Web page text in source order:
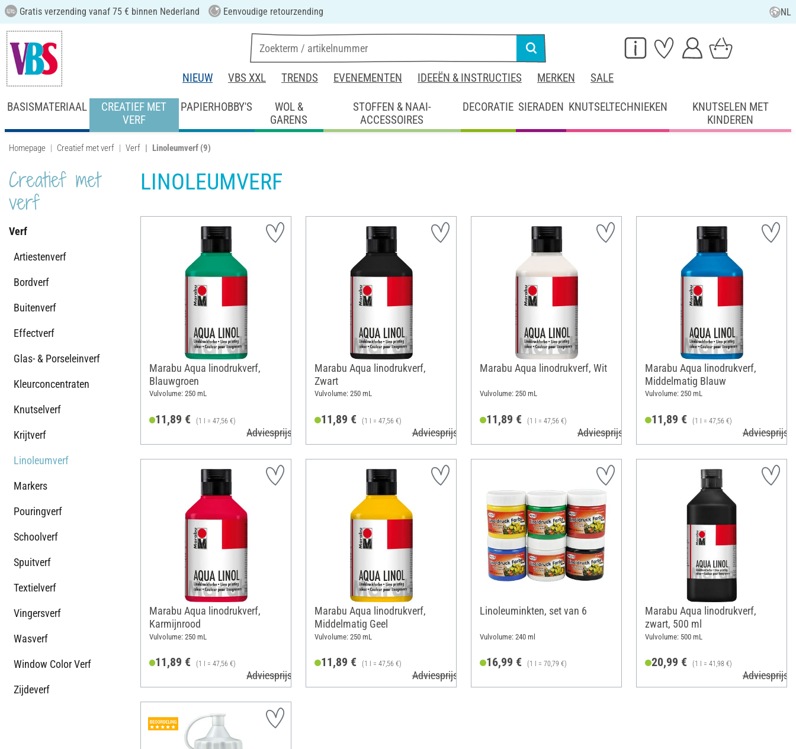
Gratis verzending vanaf 75 € binnen Nederland Eenvoudige retourzending NL
NIEUW VBS XXL TRENDS EVENEMENTEN IDEEËN & INSTRUCTIES MERKEN SALE
BASISMATERIAAL
CREATIEF MET
VERF
PAPIERHOBBY'S
WOL &
GARENS
STOFFEN & NAAI-
ACCESSOIRES
DECORATIE SIERADEN KNUTSELTECHNIEKEN
KNUTSELEN MET
KINDEREN
Homepage Creatief met verf Verf Linoleumverf (9)
Creatief met
verf
Verf
Artiestenverf
Bordverf
Buitenverf
Effectverf
Glas- & Porseleinverf
Kleurconcentraten
Knutselverf
Krijtverf
Linoleumverf
Markers
Pouringverf
Schoolverf
Spuitverf
Textielverf
Vingersverf
Wasverf
Window Color Verf
Zijdeverf
LINOLEUMVERF
Marabu Aqua linodrukverf,
Blauwgroen
Vulvolume: 250 mL
11,89 € (1 l = 47,56 €)
Adviesprijs 13,99 €
Marabu Aqua linodrukverf,
Zwart
Vulvolume: 250 mL
11,89 € (1 l = 47,56 €)
Adviesprijs 13,99 €
Marabu Aqua linodrukverf, Wit
Vulvolume: 250 mL
11,89 € (1 l = 47,56 €)
Adviesprijs 13,99 €
Marabu Aqua linodrukverf,
Middelmatig Blauw
Vulvolume: 250 mL
11,89 € (1 l = 47,56 €)
Adviesprijs
Marabu Aqua linodrukverf,
Karmijnrood
Vulvolume: 250 mL
11,89 € (1 l = 47,56 €)
Adviesprijs 13,99 €
Marabu Aqua linodrukverf,
Middelmatig Geel
Vulvolume: 250 mL
11,89 € (1 l = 47,56 €)
Adviesprijs 13,99 €
Linoleuminkten, set van 6
Vulvolume: 240 ml
16,99 € (1 l = 70,79 €)
Marabu Aqua linodrukverf,
zwart, 500 ml
Vulvolume: 500 mL
20,99 € (1 l = 41,98 €)
Adviesprijs